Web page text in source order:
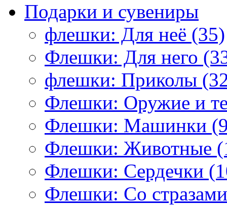
Подарки и сувениры
флешки: Для неё (35)
Флешки: Для него
флешки: Приколы
Флешки: Оружие и
Флешки: Машинки
Флешки: Животные
Флешки: Сердечки
Флешки: Со